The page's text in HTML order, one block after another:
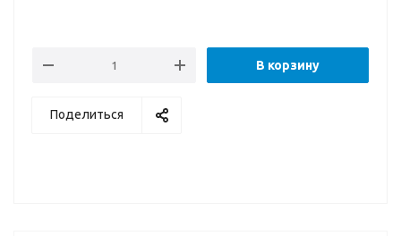
В корзину
Поделиться